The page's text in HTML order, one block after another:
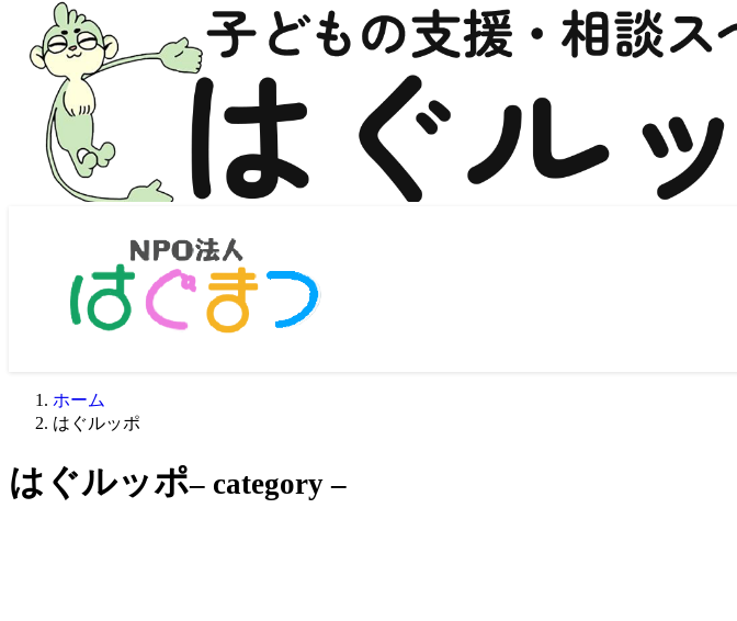
ホーム
はぐルッポ
はぐルッポ– category –